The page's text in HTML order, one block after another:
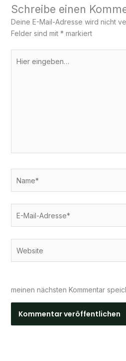
Schreibe einen
Deine E-Mail-Adresse wird nicht
Felder sind mit * markiert
eingeben…
Mail-
meinen nächsten Kommentar